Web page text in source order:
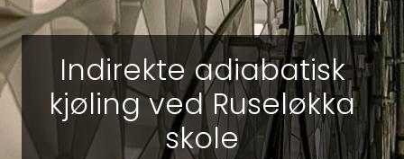
Indirekte adiabatisk
kjøling ved Ruseløkka
skole